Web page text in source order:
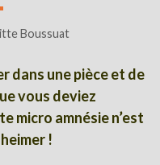
Boussuat
dans une pièce et de
vous deviez
micro amnésie n’est
!